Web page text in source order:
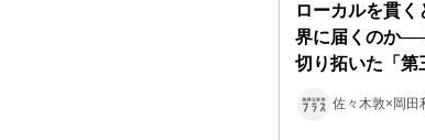
ローカルを貫く
界に届くのか
切り拓いた「第
佐々木敦×岡田